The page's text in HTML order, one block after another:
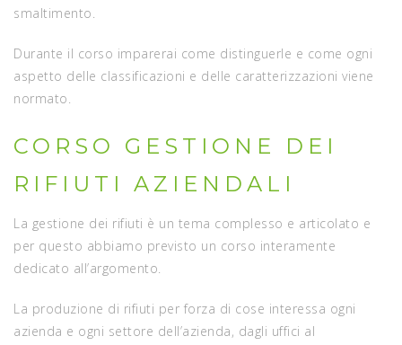
smaltimento.
Durante il corso imparerai come distinguerle e come ogni
aspetto delle classificazioni e delle caratterizzazioni viene
normato.
CORSO GESTIONE DEI
RIFIUTI AZIENDALI
La gestione dei rifiuti è un tema complesso e articolato e
per questo abbiamo previsto un corso interamente
dedicato all’argomento.
La produzione di rifiuti per forza di cose interessa ogni
azienda e ogni settore dell’azienda, dagli uffici al